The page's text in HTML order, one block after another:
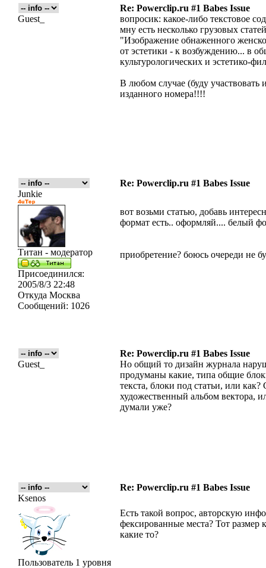
Re: Powerclip.ru #1 Babes Issue
Guest_
вопросик: какое-либо текстовое
мну есть несколько грузовых
"Изображение обнаженного
от эстетики - к возбуждению... в
культурологических и эстетико-
В любом случае (буду участвовать
изданного номера!!!!
Re: Powerclip.ru #1 Babes Issue
Junkie
Титан - модератор
Присоединился:
2005/8/3 22:48
Откуда Москва
Сообщений: 1026
вот возьми статью, добавь
формат есть.. оформляй.... белый
приобретение? боюсь очереди не
Re: Powerclip.ru #1 Babes Issue
Guest_
Но общий то дизайн журнала
продуманы какие, типа общие
текста, блоки под статьи, или
художественный альбом
думали уже?
Re: Powerclip.ru #1 Babes Issue
Ksenos
Пользователь 1 уровня
Есть такой вопрос, авторскую
фексированные места? Тот размер
какие то?